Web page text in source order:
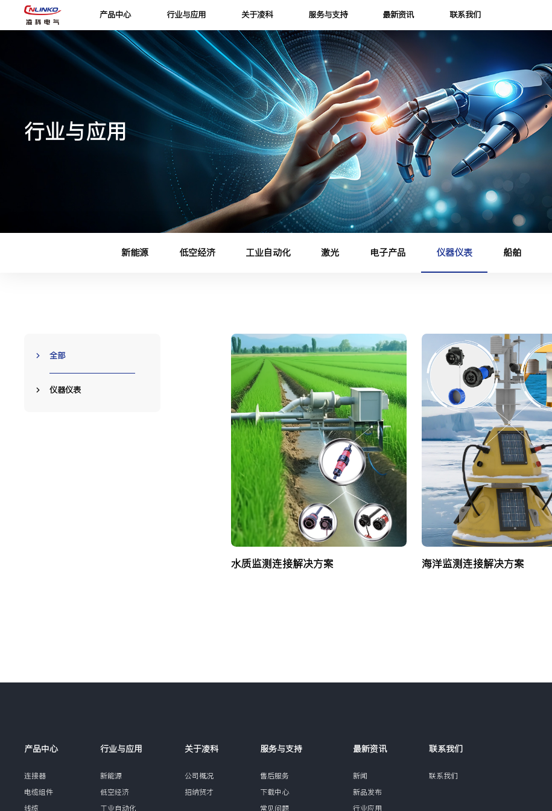
产品中心 行业与应用 关于凌科 服务与支持 最新资讯 联系我们
行业与应用
新能源 低空经济 工业自动化 激光 电子产品 仪器仪表 船舶
全部
仪器仪表
水质监测连接解决方案 海洋监测连接解决方案
产品中心
连接器
电缆组件
线缆
行业与应用
新能源
低空经济
工业自动化
关于凌科
公司概况
招纳贤才
服务与支持
售后服务
下载中心
常见问题
最新资讯
新闻
新品发布
行业应用
联系我们
联系我们